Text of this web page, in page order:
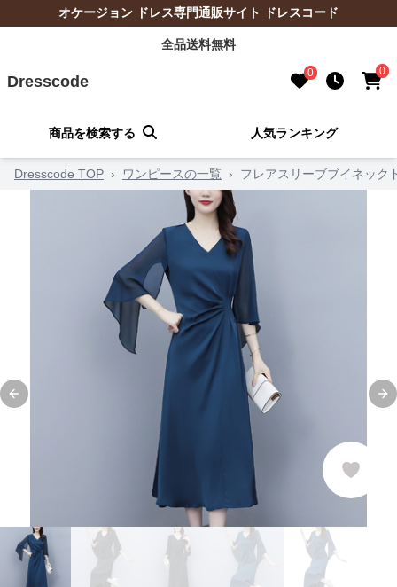
オケージョン ドレス専門通販サイト ドレスコード
全品送料無料
Dresscode 0 0
商品を検索する 人気ランキング
Dresscode TOP › ワンピースの一覧 › フレアスリーブブイネック
Previous slide